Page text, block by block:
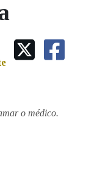
PARDO
o médico.